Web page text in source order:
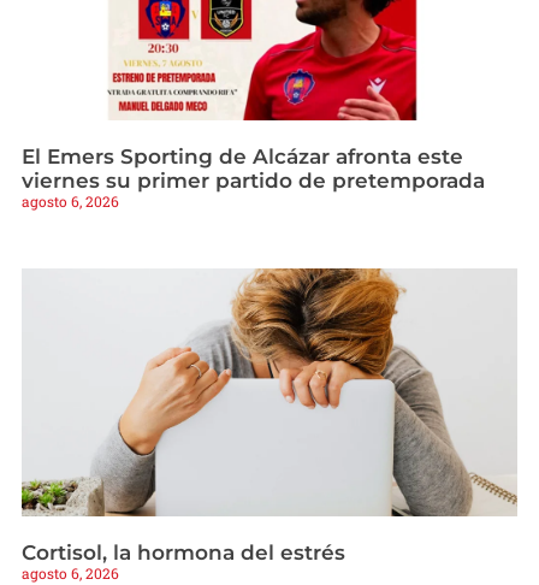
El Emers Sporting de Alcázar afronta este
viernes su primer partido de pretemporada
agosto 6, 2026
Cortisol, la hormona del estrés
agosto 6, 2026